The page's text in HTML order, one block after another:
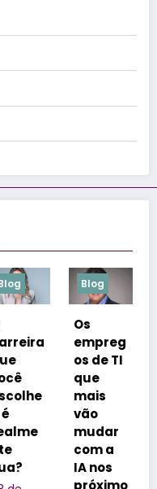
Blog
empreg
os de TI
que
mais
vão
mudar
com a
IA nos
próximo
Blog
Inverno
em
Bariloch
e:
especia
lista dá
dicas
para
aprovei
tar a